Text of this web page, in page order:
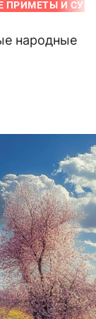
ПРИМЕТЫ И
народные